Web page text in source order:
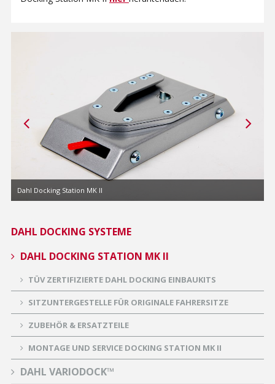
Dahl Docking Station MK II
DAHL DOCKING SYSTEME
DAHL DOCKING STATION MK II
TÜV ZERTIFIZIERTE DAHL DOCKING EINBAUKITS
SITZUNTERGESTELLE FÜR ORIGINALE FAHRERSITZE
ZUBEHÖR & ERSATZTEILE
MONTAGE UND SERVICE DOCKING STATION MK II
DAHL VARIODOCK™